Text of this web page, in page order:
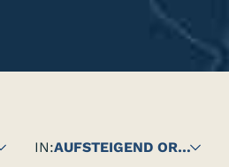
IN: AUFSTEIGEND ORDER